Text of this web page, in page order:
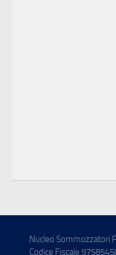
Nucleo Sommozzatori
Codice Fiscale